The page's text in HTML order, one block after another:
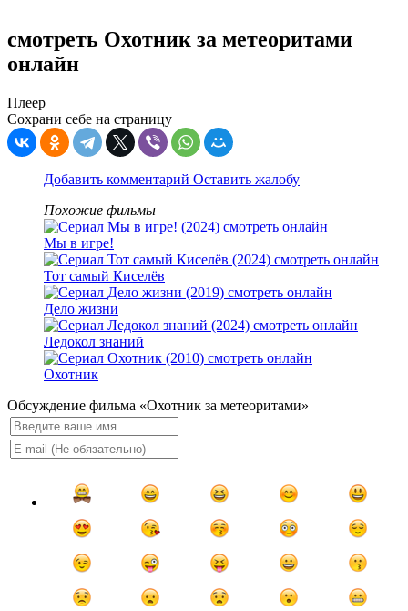
смотреть Охотник за метеоритами
онлайн
Плеер
Сохрани себе на страницу
Добавить комментарий Оставить жалобу
Похожие фильмы
Мы в игре!
Тот самый Киселёв
Дело жизни
Ледокол знаний
Охотник
Обсуждение фильма «Охотник за метеоритами»